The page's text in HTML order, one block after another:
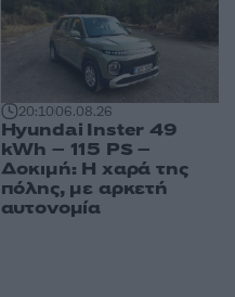
20:1006.08.26
Hyundai Inster 49
kWh – 115 PS –
Δοκιμή: Η χαρά της
πόλης, με αρκετή
αυτονομία